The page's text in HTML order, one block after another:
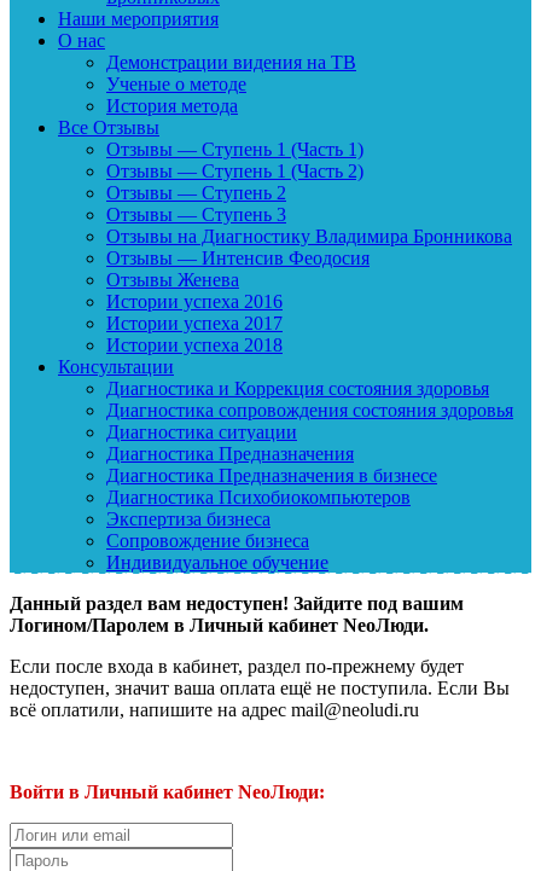
Наши мероприятия
О нас
Демонстрации видения на ТВ
Ученые о методе
История метода
Все Отзывы
Отзывы — Ступень 1 (Часть 1)
Отзывы — Ступень 1 (Часть 2)
Отзывы — Ступень 2
Отзывы — Ступень 3
Отзывы на Диагностику Владимира Бронникова
Отзывы — Интенсив Феодосия
Отзывы Женева
Истории успеха 2016
Истории успеха 2017
Истории успеха 2018
Консультации
Диагностика и Коррекция состояния здоровья
Диагностика сопровождения состояния здоровья
Диагностика ситуации
Диагностика Предназначения
Диагностика Предназначения в бизнесе
Диагностика Психобиокомпьютеров
Экспертиза бизнеса
Сопровождение бизнеса
Индивидуальное обучение
Данный раздел вам недоступен! Зайдите под вашим
Логином/Паролем в Личный кабинет NeoЛюди.
Если после входа в кабинет, раздел по-прежнему будет
недоступен, значит ваша оплата ещё не поступила. Если Вы
всё оплатили, напишите на адрес mail@neoludi.ru
Войти в Личный кабинет NeoЛюди: